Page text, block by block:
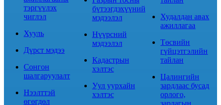
тэргүүлэх
чиглэл
Хууль
Дүрст мэдээ
Сонгон
шалгаруулалт
Нээлттэй
өгөгдөл
бүтээгдэхүүний
мэдээлэл
Нүүрсний
мэдээлэл
Кадастрын
хэлтэс
Уул уурхайн
хэлтэс
Худалдан авах
ажиллагаа
Төсвийн
гүйцэтгэлийн
тайлан
Цалингийн
зардлаас бусад
орлого,